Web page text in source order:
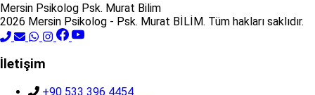
Mersin Psikolog Psk. Murat Bilim
2026 Mersin Psikolog - Psk. Murat BİLİM. Tüm hakları saklıdır.
İletişim
+90 533 396 4454